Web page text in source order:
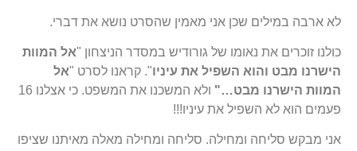
לא ארבה במילים שכן אני מאמין שהסרט נושא את דברי.
כולנו זוכרים את נאומו של גורודיש במסדר הניצחון "אל המוות
הישרנו מבט והוא השפיל את עיניו". קראנו לסרט "אל
המוות הישרנו מבט…"
ולא המשכנו את המשפט. כי אצלנו 16
פעמים הוא לא השפיל את עיניו!!!
אני מבקש סליחה ומחילה. סליחה ומחילה מאלה מאיתנו שציפו